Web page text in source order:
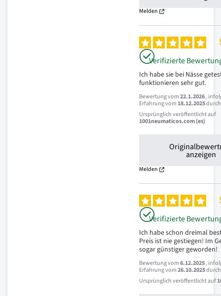
Melden
Verifizierte
Ich habe sie bei Nässe
funktionieren sehr gut.
Bewertung vom22.1.2026,
Erfahrung vom18.12.2025
Ursprünglich veröffentlicht auf
1001neumaticos.com (es)
anzeigen
Melden
Verifizierte
Ich habe schon dreimal
Preis ist nie gestiegen! Im
sogar günstiger geworden!
Bewertung vom6.12.2025,
Erfahrung vom26.10.2025
Ursprünglich veröffentlicht auf